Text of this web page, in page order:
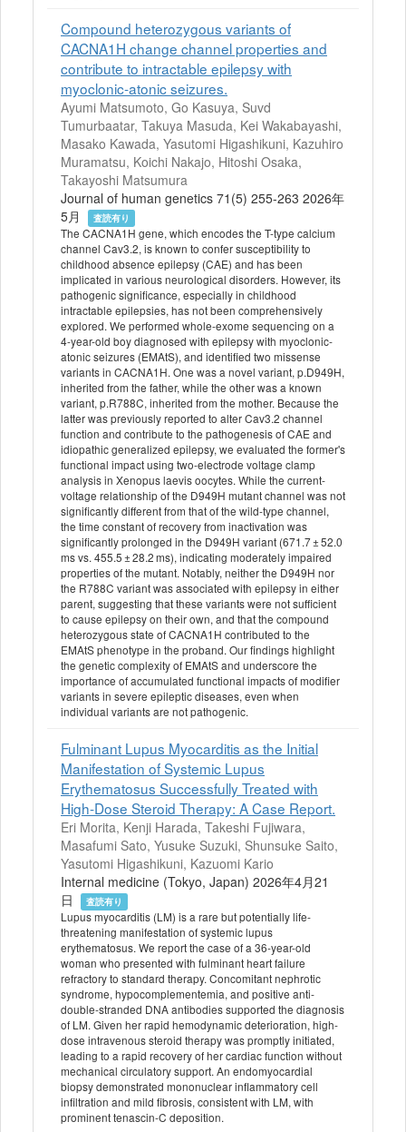
Compound heterozygous variants of
CACNA1H change channel properties and
contribute to intractable epilepsy with
myoclonic-atonic seizures.
Ayumi Matsumoto, Go Kasuya, Suvd
Tumurbaatar, Takuya Masuda, Kei Wakabayashi,
Masako Kawada, Yasutomi Higashikuni, Kazuhiro
Muramatsu, Koichi Nakajo, Hitoshi Osaka,
Takayoshi Matsumura
Journal of human genetics 71(5) 255-263 2026年
5月
査読有り
The CACNA1H gene, which encodes the T-type calcium
channel Cav3.2, is known to confer susceptibility to
childhood absence epilepsy (CAE) and has been
implicated in various neurological disorders. However, its
pathogenic significance, especially in childhood
intractable epilepsies, has not been comprehensively
explored. We performed whole-exome sequencing on a
4-year-old boy diagnosed with epilepsy with myoclonic-
atonic seizures (EMAtS), and identified two missense
variants in CACNA1H. One was a novel variant, p.D949H,
inherited from the father, while the other was a known
variant, p.R788C, inherited from the mother. Because the
latter was previously reported to alter Cav3.2 channel
function and contribute to the pathogenesis of CAE and
idiopathic generalized epilepsy, we evaluated the former's
functional impact using two-electrode voltage clamp
analysis in Xenopus laevis oocytes. While the current-
voltage relationship of the D949H mutant channel was not
significantly different from that of the wild-type channel,
the time constant of recovery from inactivation was
significantly prolonged in the D949H variant (671.7 ± 52.0
ms vs. 455.5 ± 28.2 ms), indicating moderately impaired
properties of the mutant. Notably, neither the D949H nor
the R788C variant was associated with epilepsy in either
parent, suggesting that these variants were not sufficient
to cause epilepsy on their own, and that the compound
heterozygous state of CACNA1H contributed to the
EMAtS phenotype in the proband. Our findings highlight
the genetic complexity of EMAtS and underscore the
importance of accumulated functional impacts of modifier
variants in severe epileptic diseases, even when
individual variants are not pathogenic.
Fulminant Lupus Myocarditis as the Initial
Manifestation of Systemic Lupus
Erythematosus Successfully Treated with
High-Dose Steroid Therapy: A Case Report.
Eri Morita, Kenji Harada, Takeshi Fujiwara,
Masafumi Sato, Yusuke Suzuki, Shunsuke Saito,
Yasutomi Higashikuni, Kazuomi Kario
Internal medicine (Tokyo, Japan) 2026年4月21
日
査読有り
Lupus myocarditis (LM) is a rare but potentially life-
threatening manifestation of systemic lupus
erythematosus. We report the case of a 36-year-old
woman who presented with fulminant heart failure
refractory to standard therapy. Concomitant nephrotic
syndrome, hypocomplementemia, and positive anti-
double-stranded DNA antibodies supported the diagnosis
of LM. Given her rapid hemodynamic deterioration, high-
dose intravenous steroid therapy was promptly initiated,
leading to a rapid recovery of her cardiac function without
mechanical circulatory support. An endomyocardial
biopsy demonstrated mononuclear inflammatory cell
infiltration and mild fibrosis, consistent with LM, with
prominent tenascin-C deposition.